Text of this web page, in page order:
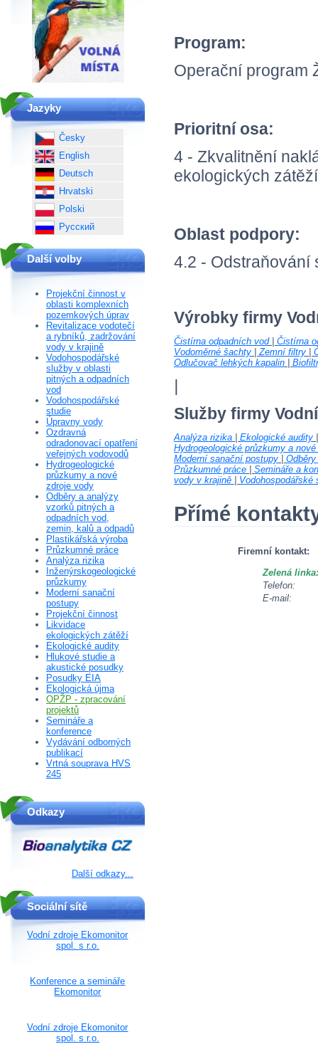
Program:
Operační program
Prioritní osa:
4 - Zkvalitnění
ekologických zátěží
Oblast podpory:
4.2 - Odstraňování
Výrobky firmy
Čistírna odpadních vod| Čistírna
Vodoměrné šachty | Zemní filtry |
Odlučovač lehkých kapalin |
|
Služby firmy
Analýza rizika | Ekologické audity
Hydrogeologické průzkumy a
Moderní sanační postupy |
Průzkumné práce | Semináře a
vody v krajině | Vodohospodářské
Přímé
Firemní kontakt:
Zelená linka:
Telefon:
E-mail:
Jazyky
Česky
English
Deutsch
Hrvatski
Polski
Русский
Další volby
Projekční činnost v
oblasti komplexních
pozemkových úprav
Revitalizace vodotečí
a rybníků, zadržování
vody v krajině
Vodohospodářské
služby v oblasti
pitných a odpadních
vod
Vodohospodářské
studie
Úpravny vody
Ozdravná
odradonovací opatření
veřejných vodovodů
Hydrogeologické
průzkumy a nové
zdroje vody
Odběry a analýzy
vzorků pitných a
odpadních vod,
zemin, kalů a odpadů
Plastikářská výroba
Průzkumné práce
Analýza rizika
Inženýrskogeologické
průzkumy
Moderní sanační
postupy
Projekční činnost
Likvidace
ekologických zátěží
Ekologické audity
Hlukové studie a
akustické posudky
Posudky EIA
Ekologická újma
OPŽP - zpracování
projektů
Semináře a
konference
Vydávání odborných
publikací
Vrtná souprava HVS
245
Odkazy
Další odkazy...
Sociální sítě
Vodní zdroje Ekomonitor
spol. s r.o.
Konference a semináře
Ekomonitor
Vodní zdroje Ekomonitor
spol. s r.o.